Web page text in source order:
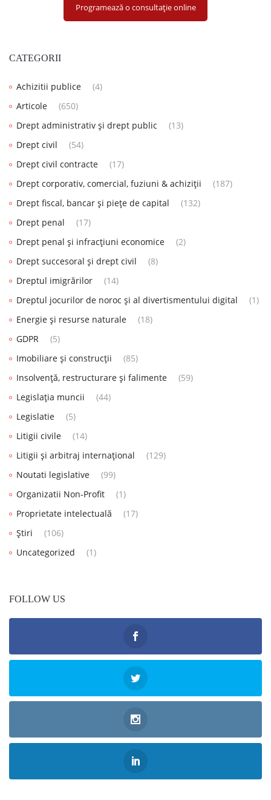
Programează o consultație online
CATEGORII
Achizitii publice
(4)
Articole
(650)
Drept administrativ și drept public
(13)
Drept civil
(54)
Drept civil contracte
(17)
Drept corporativ, comercial, fuziuni & achiziții
(187)
Drept fiscal, bancar și piețe de capital
(132)
Drept penal
(17)
Drept penal și infracțiuni economice
(2)
Drept succesoral și drept civil
(8)
Dreptul imigrărilor
(14)
Dreptul jocurilor de noroc și al divertismentului digital
(1)
Energie și resurse naturale
(18)
GDPR
(5)
Imobiliare și construcții
(85)
Insolvență, restructurare și falimente
(59)
Legislația muncii
(44)
Legislatie
(5)
Litigii civile
(14)
Litigii și arbitraj internațional
(129)
Noutati legislative
(99)
Organizatii Non-Profit
(1)
Proprietate intelectuală
(17)
Știri
(106)
Uncategorized
(1)
FOLLOW US